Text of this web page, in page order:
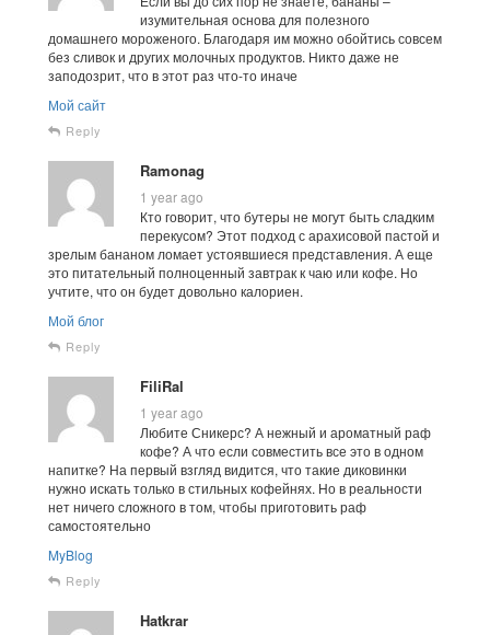
изумительная основа для полезного
домашнего мороженого. Благодаря им можно обойтись совсем
без сливок и других молочных продуктов. Никто даже не
заподозрит, что в этот раз что-то иначе
Мой сайт
Reply
Ramonag
1 year ago
Кто говорит, что бутеры не могут быть сладким
перекусом? Этот подход с арахисовой пастой и
зрелым бананом ломает устоявшиеся представления. А еще
это питательный полноценный завтрак к чаю или кофе. Но
учтите, что он будет довольно калориен.
Мой блог
Reply
FiliRal
1 year ago
Любите Сникерс? А нежный и ароматный раф
кофе? А что если совместить все это в одном
напитке? На первый взгляд видится, что такие диковинки
нужно искать только в стильных кофейнях. Но в реальности
нет ничего сложного в том, чтобы приготовить раф
самостоятельно
MyBlog
Reply
Hatkrar